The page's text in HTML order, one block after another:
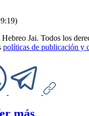
Jai. Todos los
políticas de publicación y
más